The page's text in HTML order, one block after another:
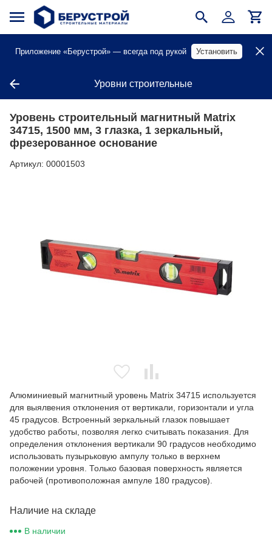
Приложение «Берустрой» — всегда под рукой Установить
Уровни строительные
Уровень строительный магнитный Matrix
34715, 1500 мм, 3 глазка, 1 зеркальный,
фрезерованное основание
Артикул: 00001503
Алюминиевый магнитный уровень Matrix 34715 используется
для выялвения отклонения от вертикали, горизонтали и угла
45 градусов. Встроенный зеркальный глазок повышает
удобство работы, позволяя легко считывать показания. Для
определения отклонения вертикали 90 градусов необходимо
использовать пузырьковую ампулу только в верхнем
положении уровня. Только базовая поверхность является
рабочей (противоположная ампуле 180 градусов).
Наличие на складе
В наличии